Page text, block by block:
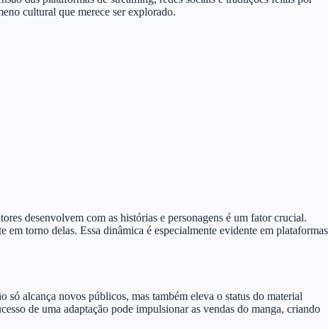
cultural que merece ser explorado.
desenvolvem com as histórias e personagens é um fator crucial.
torno delas. Essa dinâmica é especialmente evidente em plataformas
só alcança novos públicos, mas também eleva o status do material
de uma adaptação pode impulsionar as vendas do manga, criando